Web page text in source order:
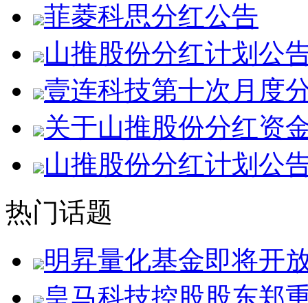
菲菱科思分红公告
山推股份分红计划公
壹连科技第十次月度
关于山推股份分红资
山推股份分红计划公
热门话题
明昇量化基金即将开
皇马科技控股股东郑